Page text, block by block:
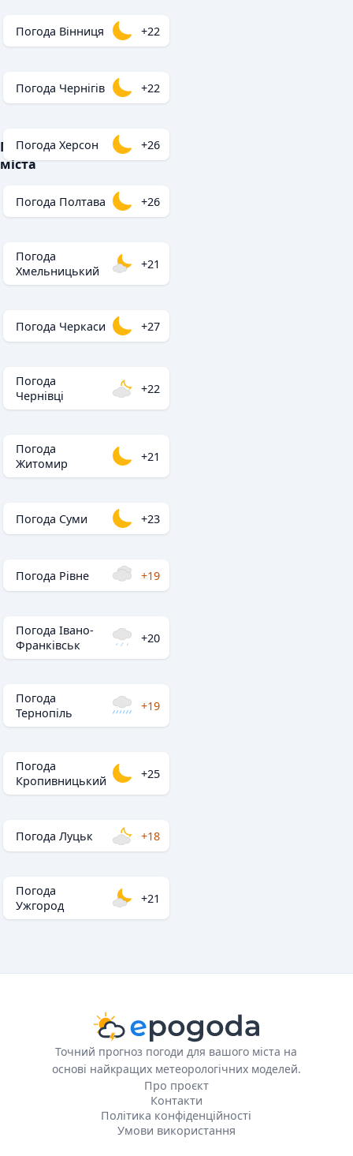
Популярні
міста
Погода Вінниця +22
Погода Чернігів +22
Погода Херсон +26
Погода Полтава +26
Погода
Хмельницький
+21
Погода Черкаси +27
Погода
Чернівці
+22
Погода
Житомир
+21
Погода Суми +23
Погода Рівне +19
Погода Івано-
Франківськ
+20
Погода
Тернопіль
+19
Погода
Кропивницький
+25
Погода Луцьк +18
Погода
Ужгород
+21
Точний прогноз погоди для вашого міста на
основі найкращих метеорологічних моделей.
Про проєкт
Контакти
Політика конфіденційності
Умови використання